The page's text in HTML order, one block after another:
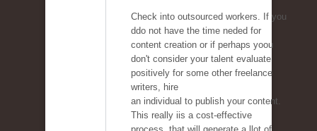
Check into outsourced workers. If you
ddo not have the time neded for
content creation or if perhaps yoou
don't consider your talent evaluate
positively for some other freelance
writers, hire
an individual to publish your content.
This really iis a cost-effective